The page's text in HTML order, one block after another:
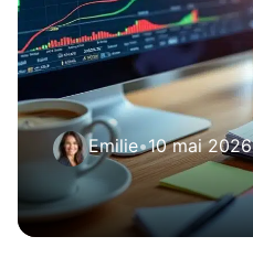
Emilie•10 mai 2026